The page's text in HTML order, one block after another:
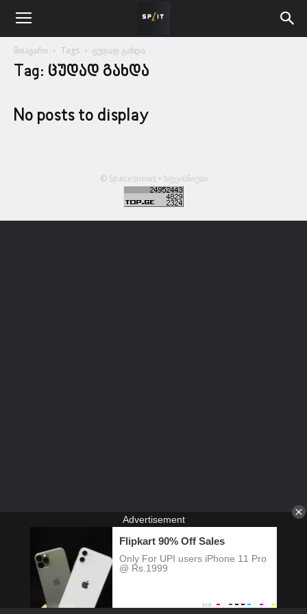
მთავარი Tags ცუდად გახდა
Tag: ცუდად გახდა
No posts to display
© Spacesnews • სფეისნიუსი